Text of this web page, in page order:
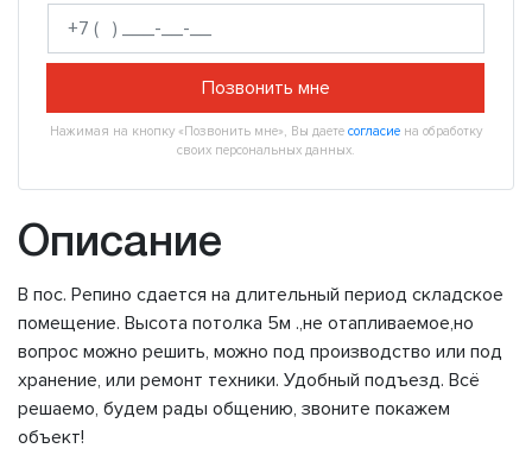
Позвонить мне
Нажимая на кнопку «Позвонить мне», Вы даете согласие на обработку
своих персональных данных.
Описание
В пос. Репино сдается на длительный период складское
помещение. Высота потолка 5м .,не отапливаемое,но
вопрос можно решить, можно под производство или под
хранение, или ремонт техники. Удобный подъезд. Всё
решаемо, будем рады общению, звоните покажем
объект!